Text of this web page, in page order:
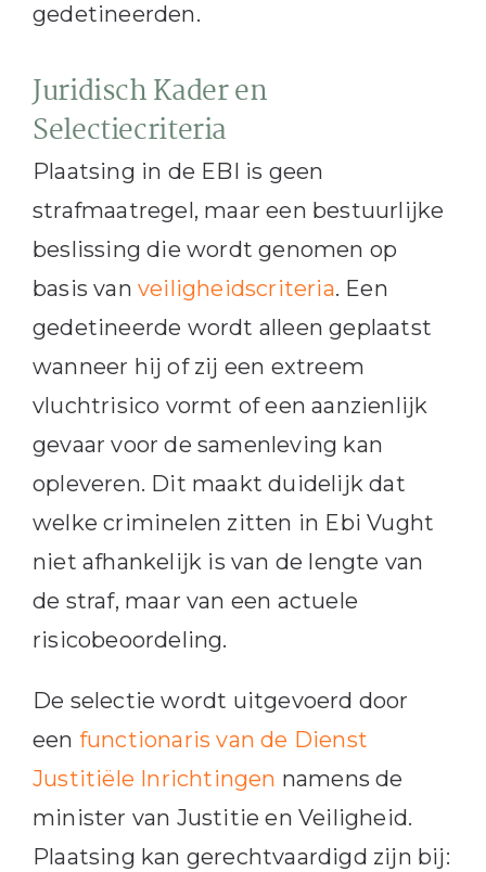
gedetineerden.
Juridisch Kader en
Selectiecriteria
Plaatsing in de EBI is geen
strafmaatregel, maar een bestuurlijke
beslissing die wordt genomen op
basis van veiligheidscriteria. Een
gedetineerde wordt alleen geplaatst
wanneer hij of zij een extreem
vluchtrisico vormt of een aanzienlijk
gevaar voor de samenleving kan
opleveren. Dit maakt duidelijk dat
welke criminelen zitten in Ebi Vught
niet afhankelijk is van de lengte van
de straf, maar van een actuele
risicobeoordeling.
De selectie wordt uitgevoerd door
een functionaris van de Dienst
Justitiële Inrichtingen namens de
minister van Justitie en Veiligheid.
Plaatsing kan gerechtvaardigd zijn bij: